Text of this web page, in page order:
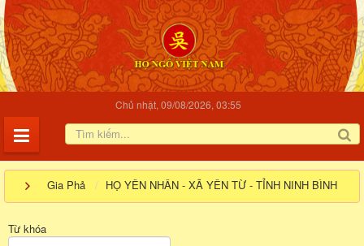
Chủ nhật, 09/08/2026, 03:55
Gia Phả HỌ YÊN NHÂN - XÃ YÊN TỪ - TỈNH NINH BÌNH
Từ khóa